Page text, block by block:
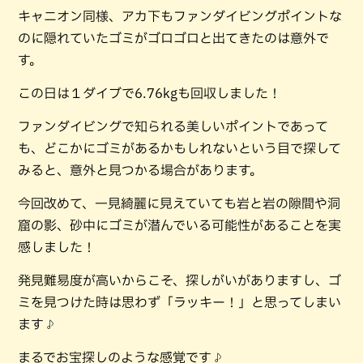
キャニオン同様、アカ下もファンダイビングポイントな
のに隠れていたゴミがゴロゴロと出てきたのは意外で
す。
この日は１ダイブで6.76kgも回収しました！
ファンダイビングで知られる美しいポイントであって
も、どこかにゴミがあるかもしれないという目で探して
みると、意外と見つかる場合があります。
今回改めて、一見綺麗に見えていても岩と岩の隙間や洞
窟の影、砂中にゴミが潜んでいる可能性があることを実
感しました！
発見難易度が高いからこそ、探しがいがありますし、ゴ
ミを見つけた時は思わず「ラッキー！」と思ってしまい
ます♪
まるでお宝探しのような感覚です♪